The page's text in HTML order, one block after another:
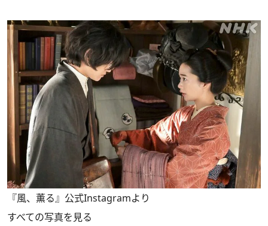
『風、薫る』公式Instagramより
すべての写真を見る